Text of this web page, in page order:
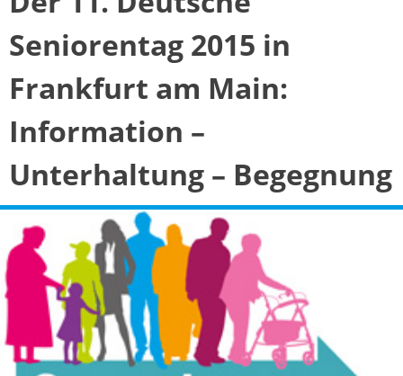
Seniorentag 2015 in
Frankfurt am Main:
Information –
Unterhaltung – Begegnung